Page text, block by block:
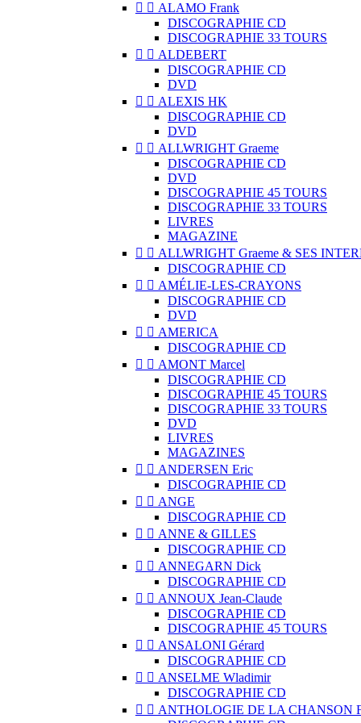
  ALAMO Frank
DISCOGRAPHIE CD
DISCOGRAPHIE 33 TOURS
  ALDEBERT
DISCOGRAPHIE CD
DVD
  ALEXIS HK
DISCOGRAPHIE CD
DVD
  ALLWRIGHT Graeme
DISCOGRAPHIE CD
DVD
DISCOGRAPHIE 45 TOURS
DISCOGRAPHIE 33 TOURS
LIVRES
MAGAZINE
  ALLWRIGHT Graeme & SES
DISCOGRAPHIE CD
  AMÉLIE-LES-CRAYONS
DISCOGRAPHIE CD
DVD
  AMERICA
DISCOGRAPHIE CD
  AMONT Marcel
DISCOGRAPHIE CD
DISCOGRAPHIE 45 TOURS
DISCOGRAPHIE 33 TOURS
DVD
LIVRES
MAGAZINES
  ANDERSEN Eric
DISCOGRAPHIE CD
  ANGE
DISCOGRAPHIE CD
  ANNE & GILLES
DISCOGRAPHIE CD
  ANNEGARN Dick
DISCOGRAPHIE CD
  ANNOUX Jean-Claude
DISCOGRAPHIE CD
DISCOGRAPHIE 45 TOURS
  ANSALONI Gérard
DISCOGRAPHIE CD
  ANSELME Wladimir
DISCOGRAPHIE CD
  ANTHOLOGIE DE LA CHANSON